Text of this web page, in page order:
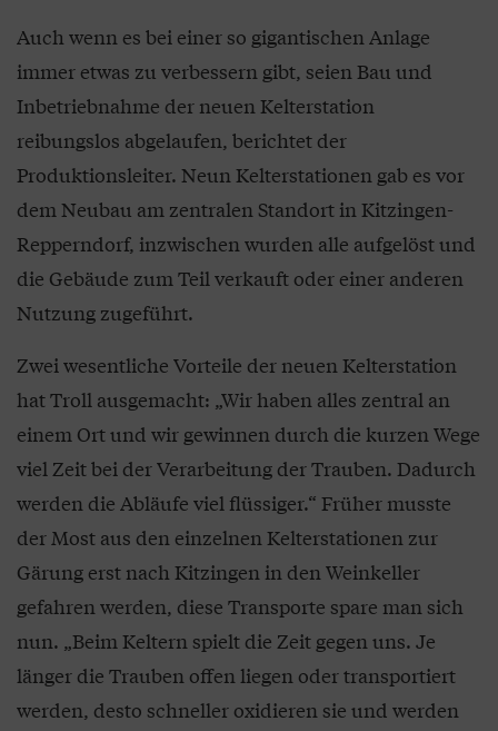
Auch wenn es bei einer so gigantischen Anlage
immer etwas zu verbessern gibt, seien Bau und
Inbetriebnahme der neuen Kelterstation
reibungslos abgelaufen, berichtet der
Produktionsleiter. Neun Kelterstationen gab es vor
dem Neubau am zentralen Standort in Kitzingen-
Repperndorf, inzwischen wurden alle aufgelöst und
die Gebäude zum Teil verkauft oder einer anderen
Nutzung zugeführt.
Zwei wesentliche Vorteile der neuen Kelterstation
hat Troll ausgemacht: „Wir haben alles zentral an
einem Ort und wir gewinnen durch die kurzen Wege
viel Zeit bei der Verarbeitung der Trauben. Dadurch
werden die Abläufe viel flüssiger.“ Früher musste
der Most aus den einzelnen Kelterstationen zur
Gärung erst nach Kitzingen in den Weinkeller
gefahren werden, diese Transporte spare man sich
nun. „Beim Keltern spielt die Zeit gegen uns. Je
länger die Trauben offen liegen oder transportiert
werden, desto schneller oxidieren sie und werden